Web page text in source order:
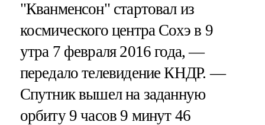
"Кванменсон" стартовал из
космического центра Сохэ в 9
утра 7 февраля 2016 года, —
передало телевидение КНДР. —
Спутник вышел на заданную
орбиту 9 часов 9 минут 46